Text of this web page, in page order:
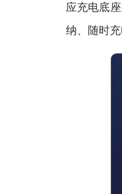
应充电底
纳、随时